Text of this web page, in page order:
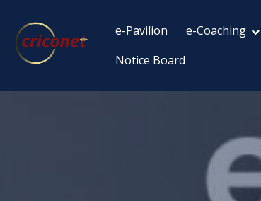
e-Pavilion e-Coaching
Notice Board